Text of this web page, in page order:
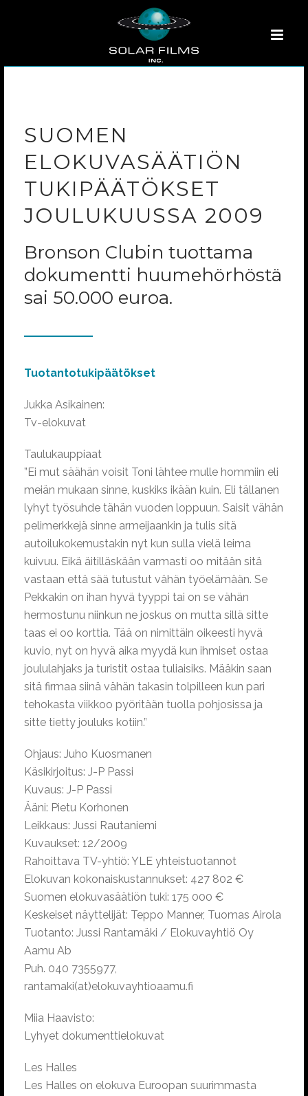
SUOMEN
ELOKUVASÄÄTIÖN
TUKIPÄÄTÖKSET
JOULUKUUSSA 2009
Bronson Clubin tuottama
dokumentti huumehörhöstä
sai 50.000 euroa.
Tuotantotukipäätökset
Jukka Asikainen:
Tv-elokuvat
Taulukauppiaat
”Ei mut säähän voisit Toni lähtee mulle hommiin eli
meiän mukaan sinne, kuskiks ikään kuin. Eli tällanen
lyhyt työsuhde tähän vuoden loppuun. Saisit vähän
pelimerkkejä sinne armeijaankin ja tulis sitä
autoilukokemustakin nyt kun sulla vielä leima
kuivuu. Eikä äitilläskään varmasti oo mitään sitä
vastaan että sää tutustut vähän työelämään. Se
Pekkakin on ihan hyvä tyyppi tai on se vähän
hermostunu niinkun ne joskus on mutta sillä sitte
taas ei oo korttia. Tää on nimittäin oikeesti hyvä
kuvio, nyt on hyvä aika myydä kun ihmiset ostaa
joululahjaks ja turistit ostaa tuliaisiks. Määkin saan
sitä firmaa siinä vähän takasin tolpilleen kun pari
tehokasta viikkoo pyöritään tuolla pohjosissa ja
sitte tietty jouluks kotiin.”
Ohjaus: Juho Kuosmanen
Käsikirjoitus: J-P Passi
Kuvaus: J-P Passi
Ääni: Pietu Korhonen
Leikkaus: Jussi Rautaniemi
Kuvaukset: 12/2009
Rahoittava TV-yhtiö: YLE yhteistuotannot
Elokuvan kokonaiskustannukset: 427 802 €
Suomen elokuvasäätiön tuki: 175 000 €
Keskeiset näyttelijät: Teppo Manner, Tuomas Airola
Tuotanto: Jussi Rantamäki / Elokuvayhtiö Oy
Aamu Ab
Puh. 040 7355977,
rantamaki(at)elokuvayhtioaamu.fi
Miia Haavisto:
Lyhyet dokumenttielokuvat
Les Halles
Les Halles on elokuva Euroopan suurimmasta